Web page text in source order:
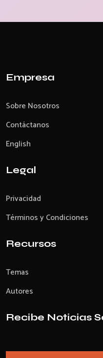
Empresa
Sobre Nosotros
Contáctanos
English
Legal
Privacidad
Términos y Condiciones
Recursos
Temas
Autores
Recibe Noticias